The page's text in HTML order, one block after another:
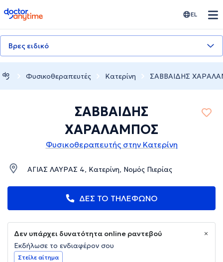
doctoranytime EL
Βρες ειδικό
Φυσικοθεραπευτές Κατερίνη ΣΑΒΒΑΙΔΗΣ
ΣΑΒΒΑΙΔΗΣ
ΧΑΡΑΛΑΜΠΟΣ
Φυσικοθεραπευτής στην Κατερίνη
ΑΓΙΑΣ ΛΑΥΡΑΣ 4, Κατερίνη, Νομός Πιερίας
ΔΕΣ ΤΟ ΤΗΛΕΦΩΝΟ
Δεν υπάρχει δυνατότητα online ραντεβού
Εκδήλωσε το ενδιαφέρον σου
Στείλε αίτημα